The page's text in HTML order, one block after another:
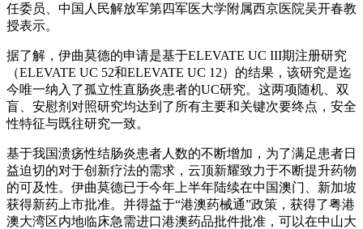
任委员、中国人民解放军第四军医大学附属西京医院吴开春教
授表示。
据了解，伊曲莫德的申请是基于ELEVATE UC III期注册研究
（ELEVATE UC 52和ELEVATE UC 12）的结果，该研究是迄
今唯一纳入了孤立性直肠炎患者的UC研究。这两项随机、双
盲、安慰剂对照研究均达到了所有主要和关键次要终点，安全
性特征与既往研究一致。
基于我国溃疡性结肠炎患者人数的不断增加，为了满足患者日
益迫切的对于创新疗法的需求，云顶新耀致力于不断提升药物
的可及性。伊曲莫德已于今年上半年陆续在中国澳门、新加坡
获得新药上市批准。并得益于“港澳药械通”政策，获得了粤港
澳大湾区内地临床急需进口港澳药品批件批准，可以在中山大